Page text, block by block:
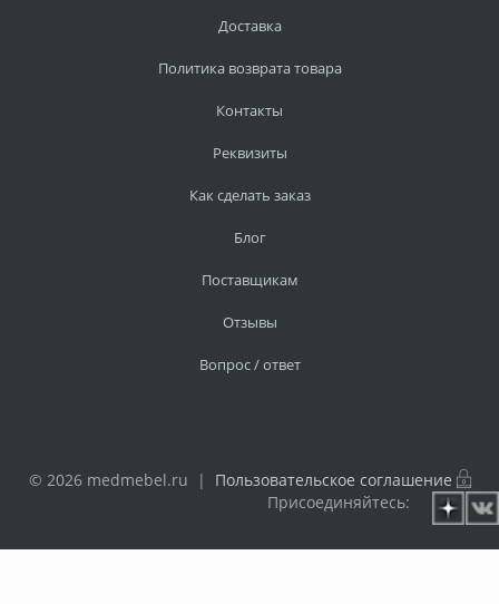
Доставка
Политика возврата товара
Контакты
Реквизиты
Как сделать заказ
Блог
Поставщикам
Отзывы
Вопрос / ответ
© 2026 medmebel.ru | Пользовательское соглашение
Присоединяйтесь: